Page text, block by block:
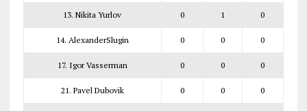
13. Nikita Yurlov 0 1 0
14. AlexanderSlugin 0 0 0
17. Igor Vasserman 0 0 0
21. Pavel Dubovik 0 0 0